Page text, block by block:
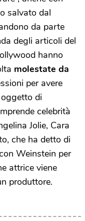
salvato dal
da parte
degli articoli del
hanno
molestate da
per avere
di
celebrità
Jolie, Cara
che ha detto di
Weinstein per
attrice viene
produttore.